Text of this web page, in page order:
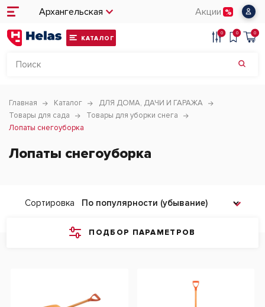
Архангельская Акции
КАТАЛОГ
0 0 0
Главная Каталог
ДЛЯ ДОМА, ДАЧИ И ГАРАЖА
Товары для сада
Товары для уборки снега
Лопаты снегоуборка
Лопаты снегоуборка
ПОДБОР ПАРАМЕТРОВ
Сортировка